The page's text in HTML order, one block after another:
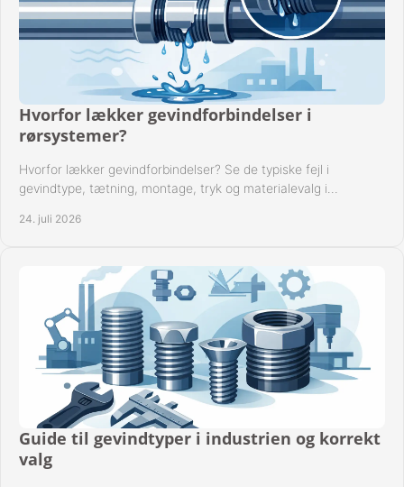
Hvorfor lækker gevindforbindelser i
rørsystemer?
Hvorfor lækker gevindforbindelser? Se de typiske fejl i
gevindtype, tætning, montage, tryk og materialevalg i
24. juli 2026
Guide til gevindtyper i industrien og korrekt
valg